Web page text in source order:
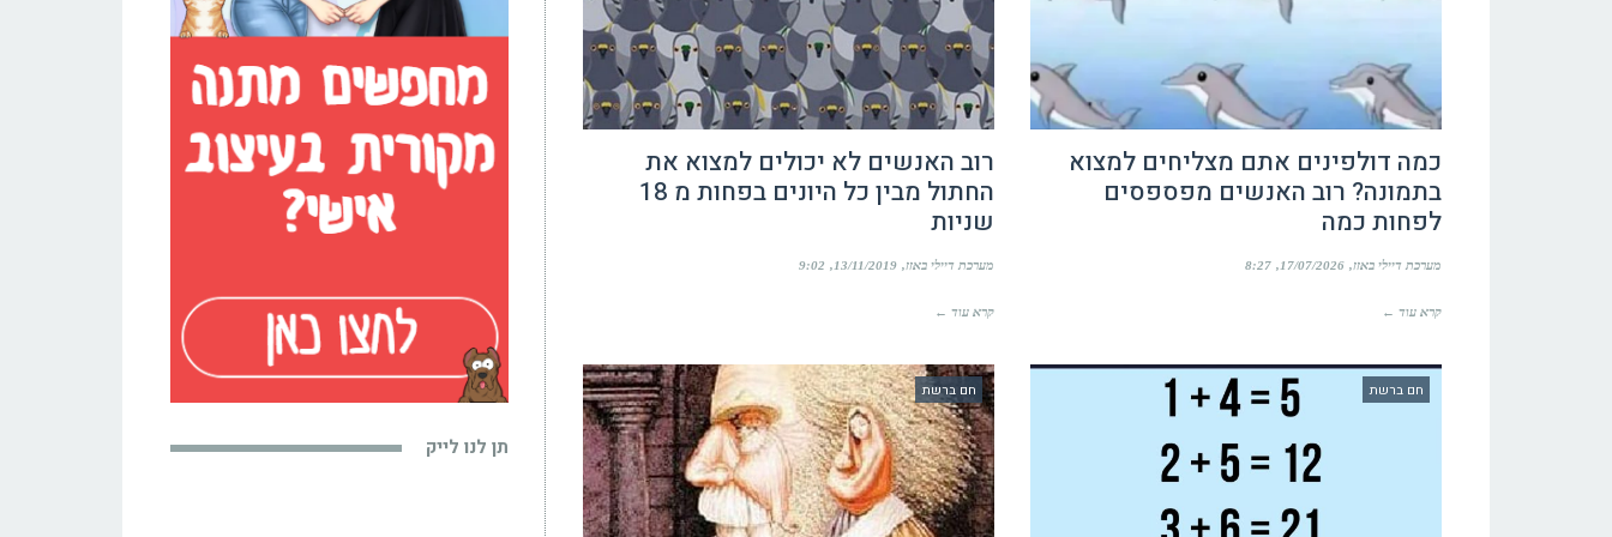
כמה דולפינים אתם מצליחים למצוא
בתמונה? רוב האנשים מפספסים
לפחות כמה
מערכת דיילי באזז 17/07/2026
8:27
קרא עוד ←
רוב האנשים לא יכולים למצוא את
החתול מבין כל היונים בפחות מ 18
שניות
מערכת דיילי באזז 13/11/2019
9:02
קרא עוד ←
חם ברשת חם ברשת
תן לנו לייק